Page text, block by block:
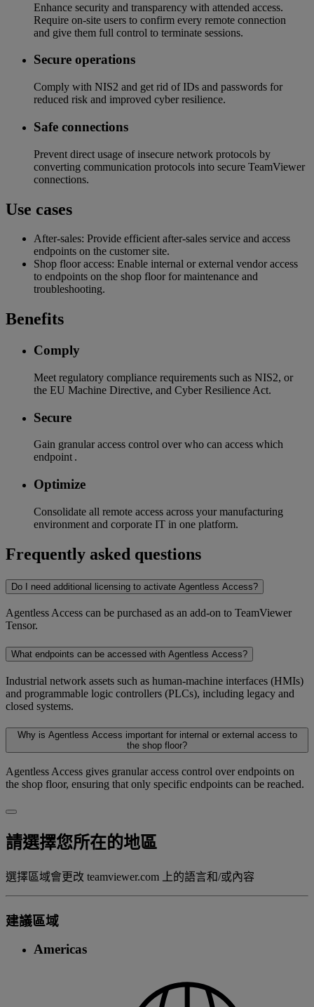
Enhance security and transparency with attended access.
Require on-site users to confirm every remote connection
and give them full control to terminate sessions.
Secure operations​
Comply with NIS2 and get rid of IDs and passwords for
reduced risk and improved cyber resilience​.
Safe connections​
Prevent direct usage of insecure network protocols by
converting communication protocols into secure TeamViewer
connections.
Use cases
After-sales: Provide efficient after-sales service and access
endpoints on the customer site.
Shop floor access: Enable internal or external vendor access
to endpoints on the shop floor for maintenance and
troubleshooting.
Benefits
Comply
Meet regulatory compliance requirements such as NIS2, or
the EU Machine Directive, and Cyber Resilience Act.
Secure
Gain granular access control over who can access which
endpoint .
Optimize
Consolidate all remote access across your manufacturing
environment and corporate IT in one platform.
Frequently asked questions
Do I need additional licensing to activate Agentless Access?
Agentless Access can be purchased as an add-on to TeamViewer
Tensor.
What endpoints can be accessed with Agentless Access?
Industrial network assets such as human-machine interfaces (HMIs)
and programmable logic controllers (PLCs), including legacy and
closed systems.
Why is Agentless Access important for internal or external access to
the shop floor?
Agentless Access gives granular access control over endpoints on
the shop floor, ensuring that only specific endpoints can be reached.
請選擇您所在的地區
選擇區域會更改 teamviewer.com 上的語言和/或內容
建議區域
Americas